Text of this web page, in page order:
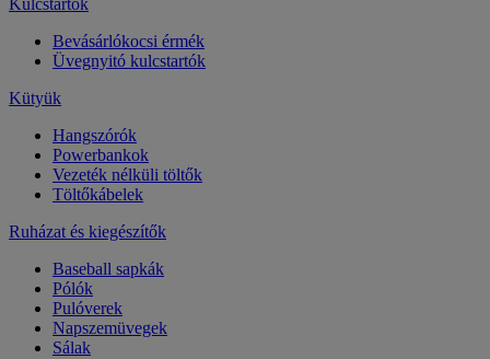
Kulcstartók
Bevásárlókocsi érmék
Üvegnyitó kulcstartók
Kütyük
Hangszórók
Powerbankok
Vezeték nélküli töltők
Töltőkábelek
Ruházat és kiegészítők
Baseball sapkák
Pólók
Pulóverek
Napszemüvegek
Sálak